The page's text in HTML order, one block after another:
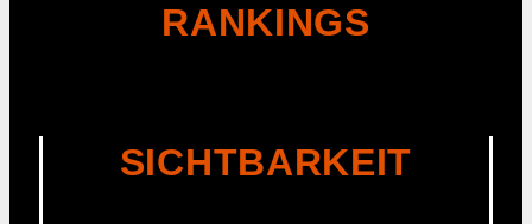
RANKINGS
SICHTBARKEIT